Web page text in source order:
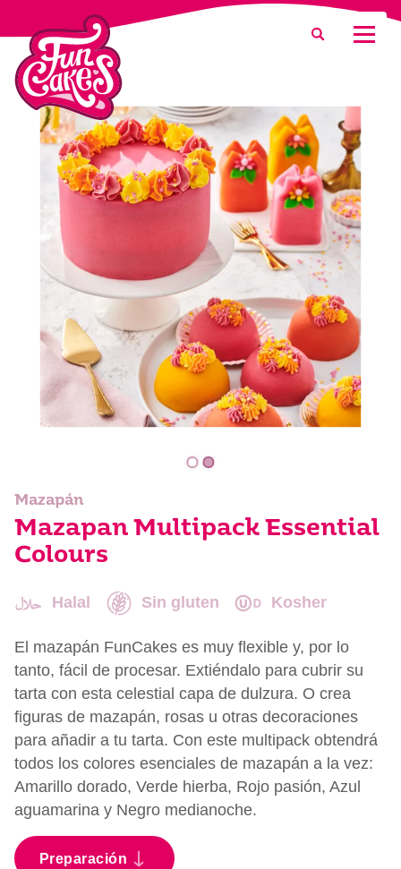
¿Qué estás buscando?
Buscar
Mazapán
Mazapan Multipack Essential
Colours
Halal Sin gluten Kosher
El mazapán FunCakes es muy flexible y, por lo
tanto, fácil de procesar. Extiéndalo para cubrir su
tarta con esta celestial capa de dulzura. O crea
figuras de mazapán, rosas u otras decoraciones
para añadir a tu tarta. Con este multipack obtendrá
todos los colores esenciales de mazapán a la vez:
Amarillo dorado, Verde hierba, Rojo pasión, Azul
aguamarina y Negro medianoche.
Preparación